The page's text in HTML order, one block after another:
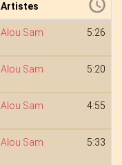
Artistes
Alou Sam 5:26
Alou Sam 5:20
Alou Sam 4:55
Alou Sam 5:33